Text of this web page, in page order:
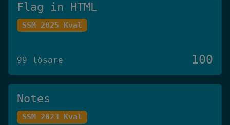
Flag in HTML
SSM 2025 Kval
99 lösare 100
Notes
SSM 2023 Kval